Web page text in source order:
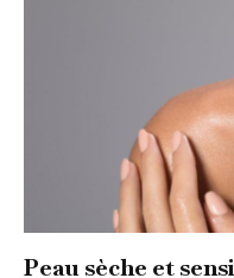
Peau sèche et